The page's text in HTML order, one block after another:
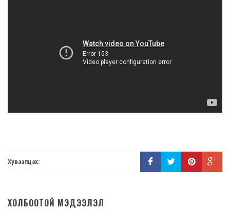
Хуваалцах:
ХОЛБООТОЙ МЭДЭЭЛЭЛ